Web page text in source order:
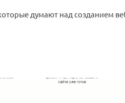
думают над созданием